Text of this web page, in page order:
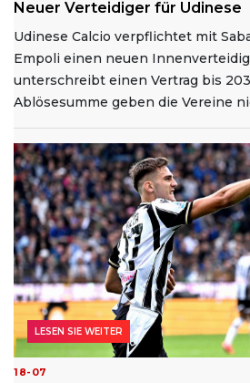
Neuer Verteidiger für Udinese
Udinese Calcio verpflichtet mit
Empoli einen neuen
unterschreibt einen Vertrag bis
Ablösesumme geben die Vereine
18-07
LESEN SIE WEITER